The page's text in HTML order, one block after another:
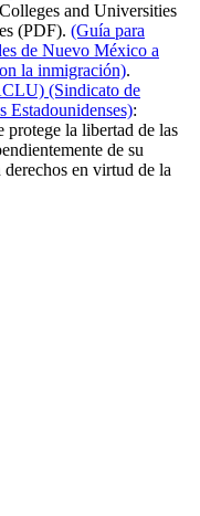
and Universities
(PDF). (Guía para
de Nuevo México a
la inmigración).
(Sindicato de
Estadounidenses):
la libertad de las
de su
en virtud de la